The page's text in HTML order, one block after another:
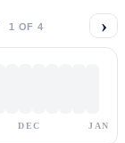
1 OF 4 ›
DEC JAN